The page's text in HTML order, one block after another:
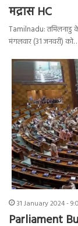
मद्रास HC
Tamilnadu: तमिलनाडु
मंगलवार (31 जनवरी)
31 January 2024 -
Parliament